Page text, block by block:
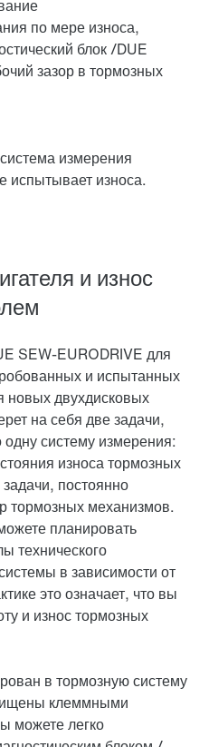
и износ
SEW‑EURODRIVE для
и испытанных
новых двухдисковых
на себя две задачи,
одну систему измерения:
износа тормозных
постоянно
тормозных механизмов.
планировать
технического
в зависимости от
это означает, что вы
и износ тормозных
в тормозную систему
клеммными
можете легко
по мере износа,
блок /DUE
зазор в тормозных
измерения
испытывает износа.